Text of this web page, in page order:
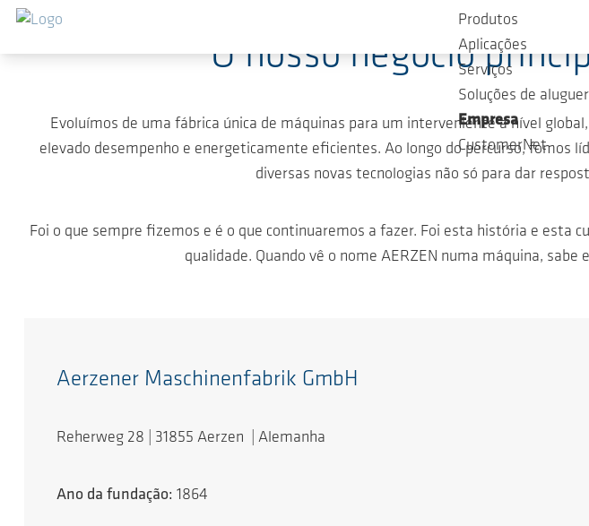
Ir para o conteúdo principal
Produtos
Aplicações
Serviços
Soluções de aluguer
Empresa
CustomerNet
O nosso negócio
Evoluímos de uma fábrica única de máquinas para um interveniente a nível
elevado desempenho e energeticamente eficientes. Ao longo do percurso, fomos
diversas novas tecnologias não só para dar
Foi o que sempre fizemos e é o que continuaremos a fazer. Foi esta história e esta
qualidade. Quando vê o nome AERZEN numa máquina,
Aerzener Maschinenfabrik GmbH
Reherweg 28 | 31855 Aerzen | Alemanha
Ano da fundação: 1864